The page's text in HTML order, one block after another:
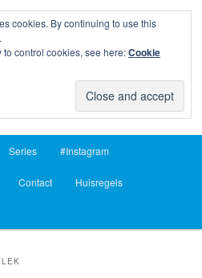
Series #Instagram
Contact Huisregels
cookies. By continuing to use this
control cookies, see here:Cookie